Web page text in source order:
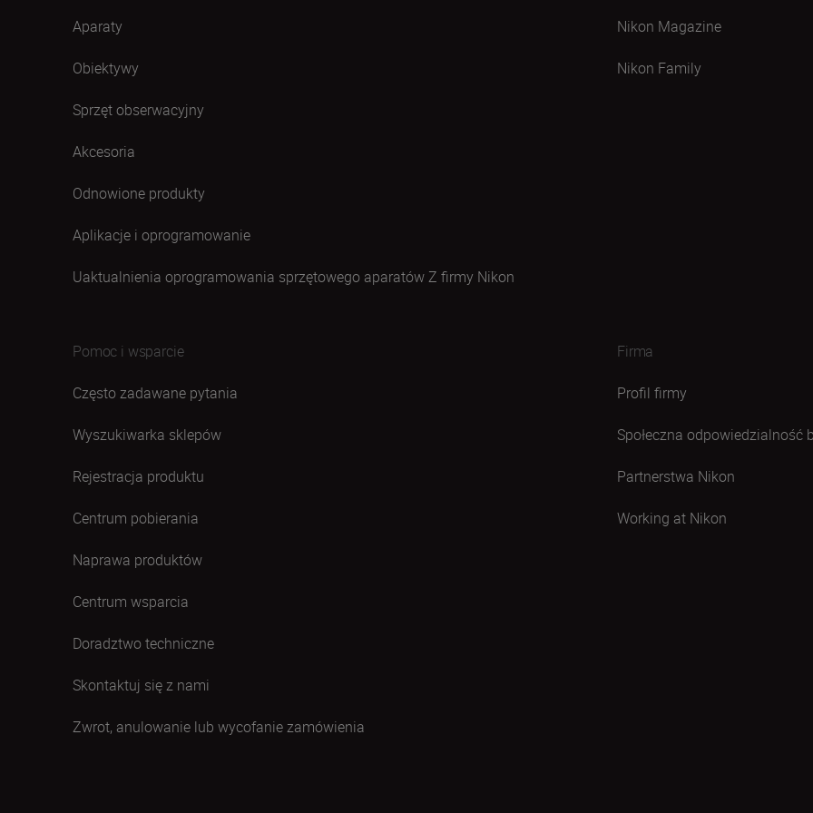
Aparaty
Obiektywy
Sprzęt obserwacyjny
Akcesoria
Odnowione produkty
Aplikacje i oprogramowanie
Uaktualnienia oprogramowania sprzętowego aparatów Z firmy Nikon
Nikon Magazine
Nikon Family
Pomoc i wsparcie
Często zadawane pytania
Wyszukiwarka sklepów
Rejestracja produktu
Centrum pobierania
Naprawa produktów
Centrum wsparcia
Doradztwo techniczne
Skontaktuj się z nami
Zwrot, anulowanie lub wycofanie zamówienia
Firma
Profil firmy
Społeczna odpowiedzialność
Partnerstwa Nikon
Working at Nikon